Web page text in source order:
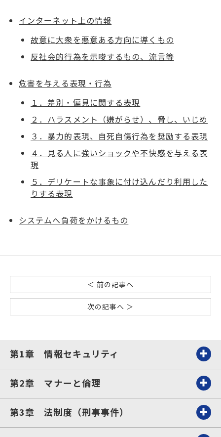
インターネット上の情報
故意に大衆を悪意ある方向に導くもの
反社会的行為を示唆するもの、流言等
危害を与える表現・行為
１．差別・偏見に関する表現
２．ハラスメント（嫌がらせ）、脅し、いじめ
３．暴力的表現、自死自傷行為を奨励する表現
４．見る人に強いショックや不快感を与える表
現
５．デリケートな事象に付け込んだり利用した
りする表現
システムへ負荷をかけるもの
＜ 前の記事へ
次の記事へ ＞
第1章 情報セキュリティ
第2章 マナーと倫理
第3章 法制度（刑事事件）